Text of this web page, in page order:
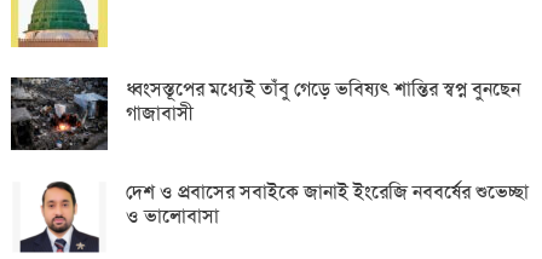
ধ্বংসস্তূপের মধ্যেই তাঁবু গেড়ে ভবিষ্যৎ শান্তির স্বপ্ন বুনছেন
গাজাবাসী
দেশ ও প্রবাসের সবাইকে জানাই ইংরেজি নববর্ষের শুভেচ্ছা
ও ভালোবাসা